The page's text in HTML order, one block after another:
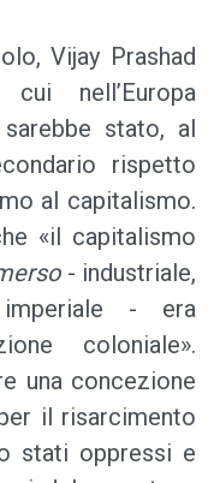
Vijay Prashad
nell’Europa
stato, al
rispetto
al capitalismo.
«il capitalismo
- industriale,
- era
coloniale».
una concezione
il risarcimento
stati oppressi e